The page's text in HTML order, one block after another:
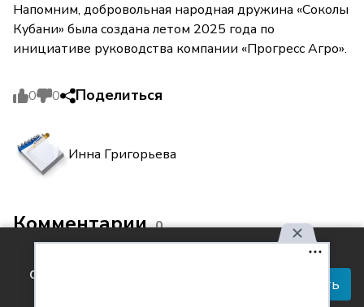
Напомним, добровольная народная дружина «Соколы
Кубани» была создана летом 2025 года по
инициативе руководства компании «Прогресс Агро».
0 0 Поделиться
Инна Григорьева
Комментарии 0
соглашаетесь с правилами
Принять